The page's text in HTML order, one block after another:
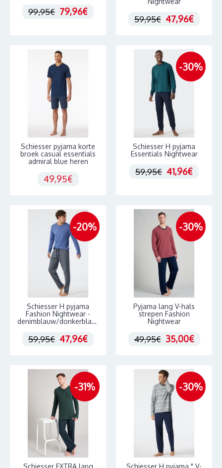
99,95€ 79,96€
59,95€ 47,96€
Schiesser pyjama korte
broek casual essentials
admiral blue heren
49,95€
-30%
Schiesser H pyjama
Essentials Nightwear
59,95€ 41,96€
-20%
Schiesser H pyjama
Fashion Nightwear -
denimblauw/donkerblauw
59,95€ 47,96€
-30%
Pyjama lang V-hals
strepen Fashion
Nightwear
49,95€ 35,00€
-31%
Schiesser EXTRA lang
-30%
Schiesser H pyjama " V-